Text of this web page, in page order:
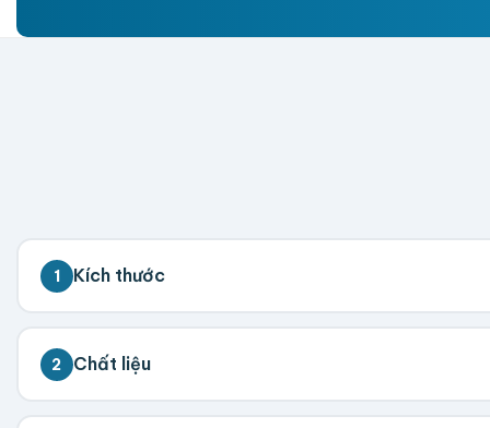
1 Kích thước
💡 Đo kích thước bên trong hộp (nơi chứa sản
Dài (cm) Rộng (cm)
2 Chất liệu